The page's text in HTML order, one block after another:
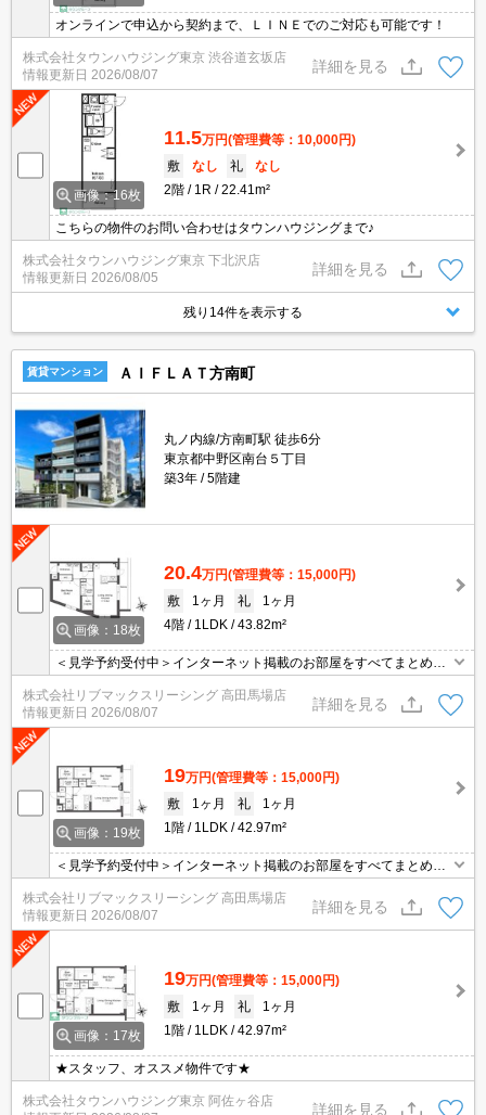
オンラインで申込から契約まで、ＬＩＮＥでのご対応も可能です！
株式会社タウンハウジング東京 渋谷道玄坂店
情報更新日 2026/08/07
詳細を見る
画像：16枚
11.5万円(管理費等：10,000円)
敷
なし 礼
なし
2階
1R 22.41m²
こちらの物件のお問い合わせはタウンハウジングまで♪
株式会社タウンハウジング東京 下北沢店
情報更新日 2026/08/05
詳細を見る
残り14件を表示する
賃貸マンション ＡＩＦＬＡＴ方南町
丸ノ内線/方南町駅 徒歩6分
東京都中野区南台５丁目
築3年
5階建
画像：18枚
20.4万円(管理費等：15,000円)
敷
1ヶ月 礼
1ヶ月
4階
1LDK 43.82m²
＜見学予約受付中＞インターネット掲載のお部屋をすべてまとめて
ご紹介可能！ 初期費用クレジット決済可！問合せ当日でもご予約可
能！他社掲載物件もまとめてご紹介可能です。オンライン案内可。
写真・動画送付、WEB契約等来店不要でご契約可能。セキュリティ
充実で安心！お気軽にご相談くださいませ。
株式会社リブマックスリーシング 高田馬場店
情報更新日 2026/08/07
詳細を見る
画像：19枚
19万円(管理費等：15,000円)
敷
1ヶ月 礼
1ヶ月
1階
1LDK 42.97m²
＜見学予約受付中＞インターネット掲載のお部屋をすべてまとめて
ご紹介可能！ 初期費用クレジット決済可！問合せ当日でもご予約可
能！他社掲載物件もまとめてご紹介可能です。オンライン案内可。
写真・動画送付、WEB契約等来店不要でご契約可能。セキュリティ
充実で安心！お気軽にご相談くださいませ。
株式会社リブマックスリーシング 高田馬場店
情報更新日 2026/08/07
詳細を見る
画像：17枚
19万円(管理費等：15,000円)
敷
1ヶ月 礼
1ヶ月
1階
1LDK 42.97m²
★スタッフ、オススメ物件です★
株式会社タウンハウジング東京 阿佐ヶ谷店
詳細を見る